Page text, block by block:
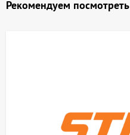
Рекомендуем посмотреть